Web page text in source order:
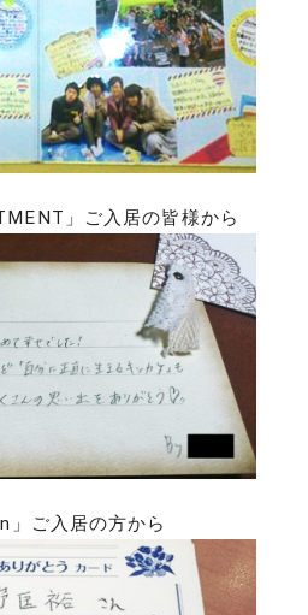
」ご入居の皆様から
」ご入居の方から